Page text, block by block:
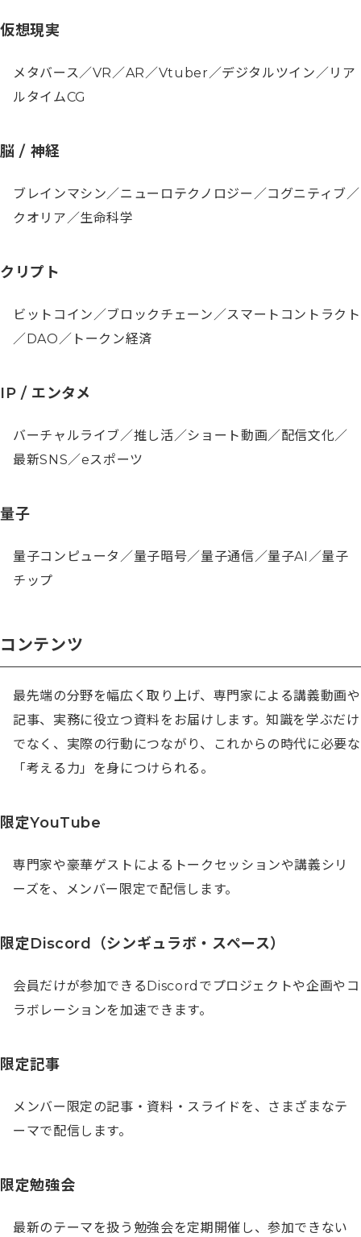
仮想現実
メタバース／VR／AR／Vtuber／デジタルツイン／リア
ルタイムCG
脳 / 神経
ブレインマシン／ニューロテクノロジー／コグニティブ／
クオリア／生命科学
クリプト
ビットコイン／ブロックチェーン／スマートコントラクト
／DAO／トークン経済
IP / エンタメ
バーチャルライブ／推し活／ショート動画／配信文化／
最新SNS／eスポーツ
量子
量子コンピュータ／量子暗号／量子通信／量子AI／量子
チップ
コンテンツ
最先端の分野を幅広く取り上げ、専門家による講義動画や
記事、実務に役立つ資料をお届けします。知識を学ぶだけ
でなく、実際の行動につながり、これからの時代に必要な
「考える力」を身につけられる。
限定YouTube
専門家や豪華ゲストによるトークセッションや講義シリ
ーズを、メンバー限定で配信します。
限定Discord（シンギュラボ・スペース）
会員だけが参加できるDiscordでプロジェクトや企画やコ
ラボレーションを加速できます。
限定記事
メンバー限定の記事・資料・スライドを、さまざまなテ
ーマで配信します。
限定勉強会
最新のテーマを扱う勉強会を定期開催し、参加できない